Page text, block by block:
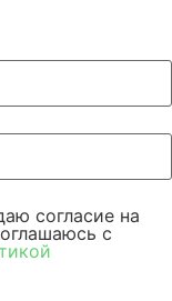
согласие на
c